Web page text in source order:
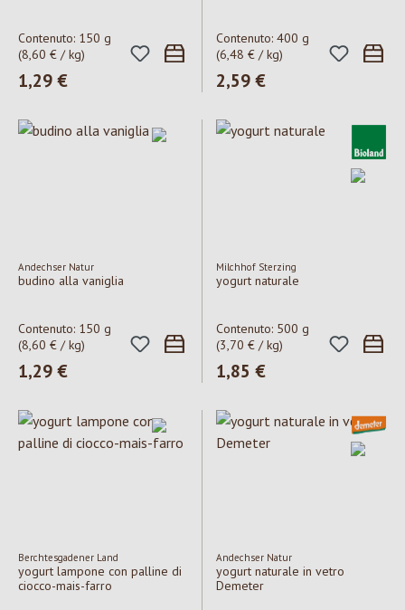
Contenuto: 150 g
(8,60 € / kg)
Prezzo normale:
1,29 €
Contenuto: 400 g
(6,48 € / kg)
Prezzo normale:
2,59 €
Andechser Natur
budino alla vaniglia
Contenuto: 150 g
(8,60 € / kg)
Prezzo normale:
1,29 €
Milchhof Sterzing
yogurt naturale
Contenuto: 500 g
(3,70 € / kg)
Prezzo normale:
1,85 €
Berchtesgadener Land
yogurt lampone con palline di
ciocco-mais-farro
Andechser Natur
yogurt naturale in vetro
Demeter